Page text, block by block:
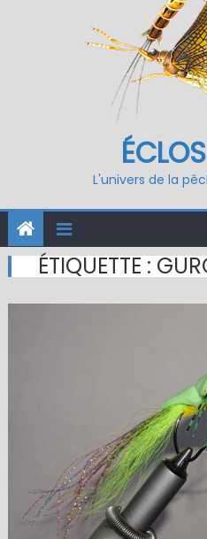
L'univers de la
ÉTIQUETTE :